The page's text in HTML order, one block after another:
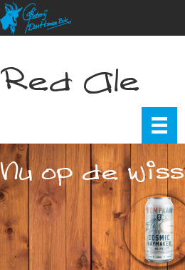
Red Ale
Nu op de